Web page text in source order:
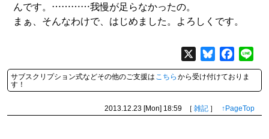
んです。…………我慢が足らなかったの。
まぁ、そんなわけで、はじめました。よろしくです。
X Bluesky
サブスクリプション式などその他のご支援は こちら から受け付けておりま
す！
2013.12.23 [Mon] 18:59 ［ 雑記 ］ ↑PageTop